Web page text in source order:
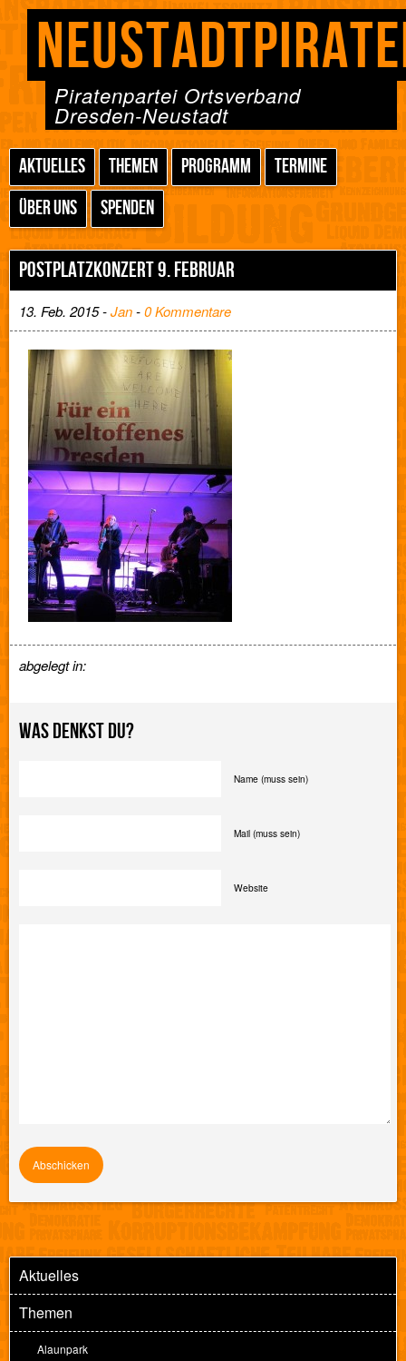
Piratenpartei Ortsverband
Dresden-Neustadt
AKTUELLES THEMEN PROGRAMM
TERMINE
ÜBER UNS
SPENDEN
POSTPLATZKONZERT 9. FEBRUAR
13. Feb. 2015 -Jan-0 Kommentare
abgelegt in:
WAS DENKST DU?
Name (muss sein)
Mail (muss sein)
Website
Aktuelles
Themen
Alaunpark